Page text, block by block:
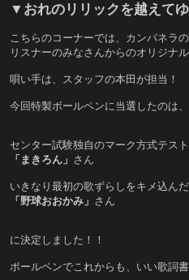
▼おれのリリックを越えてゆ
こちらのコーナーでは、カンパネラ
リスナーのみなさんからのオリジナ
唄い手は、スタッフの本田が担当！
今回特製ボールペンに 当選したのは、
センター試験独自のマーク方式テス
「まきろん」 さん
いきなり最初の歌ずらしをキメ込んだ
「野球おおかみ」 さん
に決定しました！ ！
ボールペンでこれからも、いい歌詞書